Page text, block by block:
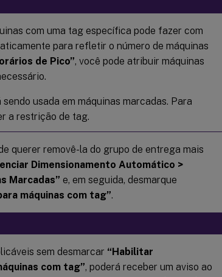
com uma tag específica pode fazer com
para refletir o número de máquinas
de Pico”, você pode atribuir máquinas
usada em máquinas marcadas. Para
a restrição de tag.
querer removê-la do grupo de entrega mais
Dimensionamento Automático >
Marcadas” e, em seguida, desmarque
máquinas com tag”.
sem desmarcar “Habilitar
com tag”, poderá receber um aviso ao